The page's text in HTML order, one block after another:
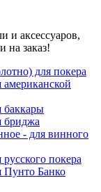
и аксессуаров,
на заказ!
для покера
баккары
бриджа
- для винного
покера
Пунто Банко